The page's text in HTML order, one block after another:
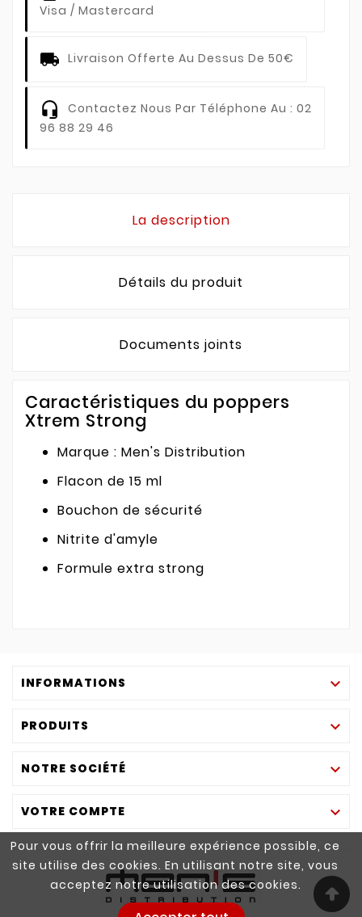
Pour vous offrir la meilleure expérience possible, ce
site utilise des cookies. En utilisant notre site, vous
acceptez notre utilisation des cookies.
Visa / Mastercard
Livraison Offerte Au Dessus De 50€
Contactez Nous Par Téléphone Au : 02
96 88 29 46
La description
Détails du produit
Documents joints
Caractéristiques du poppers
Xtrem Strong
Marque : Men's Distribution
Flacon de 15 ml
Bouchon de sécurité
Nitrite d'amyle
Formule extra strong
INFORMATIONS 
PRODUITS 
NOTRE SOCIÉTÉ 
VOTRE COMPTE 